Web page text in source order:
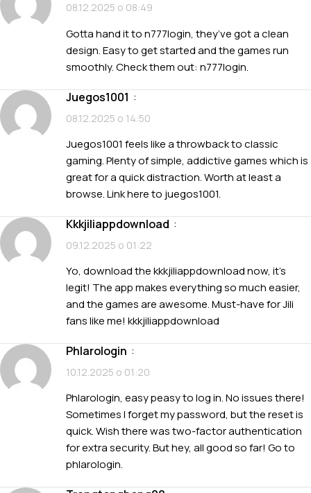
08.12.2025 о 08:49
Gotta hand it to n777login, they’ve got a clean
design. Easy to get started and the games run
smoothly. Check them out: n777login.
juegos1001 :
08.12.2025 о 14:50
Juegos1001 feels like a throwback to classic
gaming. Plenty of simple, addictive games which is
great for a quick distraction. Worth at least a
browse. Link here to juegos1001.
kkkjiliappdownload :
09.12.2025 о 01:22
Yo, download the kkkjiliappdownload now, it’s
legit! The app makes everything so much easier,
and the games are awesome. Must-have for Jili
fans like me! kkkjiliappdownload
phlarologin :
10.12.2025 о 01:20
Phlarologin, easy peasy to log in. No issues there!
Sometimes I forget my password, but the reset is
quick. Wish there was two-factor authentication
for extra security. But hey, all good so far! Go to
phlarologin.